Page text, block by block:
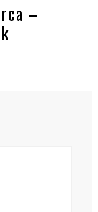
–